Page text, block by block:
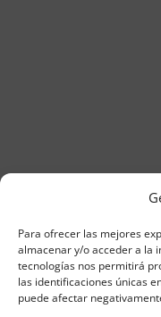
Para ofrecer las mejores
almacenar y/o acceder a la
tecnologías nos permitirá
las identificaciones únicas
puede afectar